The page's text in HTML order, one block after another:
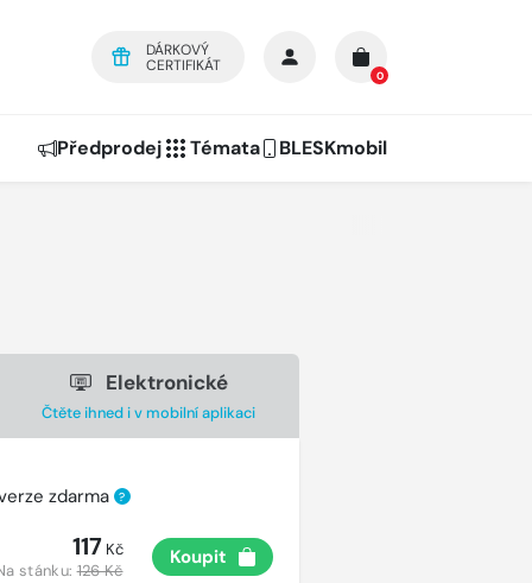
DÁRKOVÝ
CERTIFIKÁT
0
Předprodej Témata BLESKmobil
Elektronické
Čtěte ihned i v mobilní aplikaci
zdarma ?
117 Kč
stánku:126 Kč
Koupit